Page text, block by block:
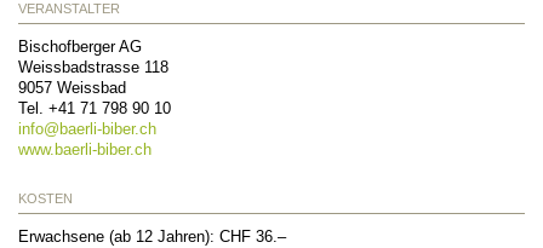
VERANSTALTER
Bischofberger AG
Weissbadstrasse 118
9057 Weissbad
Tel. +41 71 798 90 10
info@ baerli-biber.ch
www.baerli-biber.ch
KOSTEN
Erwachsene (ab 12 Jahren): CHF 36.–